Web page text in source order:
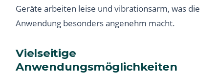
Geräte arbeiten leise und vibrationsarm, was die
Anwendung besonders angenehm macht.
Vielseitige
Anwendungsmöglichkeiten